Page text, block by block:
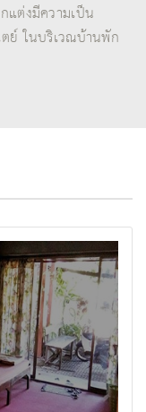
แต่งมีความเป็น
ย์ ในบริเวณบ้านพัก